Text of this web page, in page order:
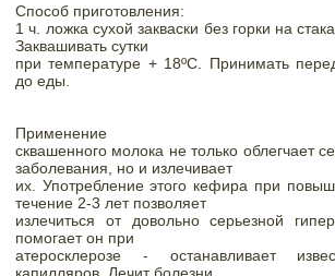
Способ приготовления:
1 ч. ложка сухой закваски без горки на
Заквашивать сутки
при температуре + 18ºС. Принимать
до еды.
Применение
сквашенного молока не только облегчает
заболевания, но и излечивает
их. Употребление этого кефира при
течение 2-3 лет позволяет
излечиться от довольно серьезной
помогает он при
атеросклерозе - останавливает
капилляров. Лечит болезни